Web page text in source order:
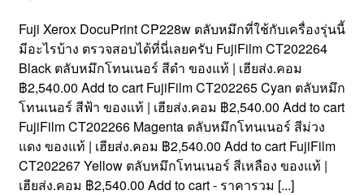
Fuji Xerox DocuPrint CP228w ตลับหมึกที่ใช้กับเครื่องรุ่นนี้
มีอะไรบ้าง ตรวจสอบได้ที่นี่เลยครับ FujiFilm CT202264
Black ตลับหมึกโทนเนอร์ สีดำ ของแท้ | เฮียส่ง.คอม
฿2,540.00 Add to cart FujiFilm CT202265 Cyan ตลับหมึก
โทนเนอร์ สีฟ้า ของแท้ | เฮียส่ง.คอม ฿2,540.00 Add to cart
FujiFilm CT202266 Magenta ตลับหมึกโทนเนอร์ สีม่วง
แดง ของแท้ | เฮียส่ง.คอม ฿2,540.00 Add to cart FujiFilm
CT202267 Yellow ตลับหมึกโทนเนอร์ สีเหลือง ของแท้ |
เฮียส่ง.คอม ฿2,540.00 Add to cart - ราคารวม [...]